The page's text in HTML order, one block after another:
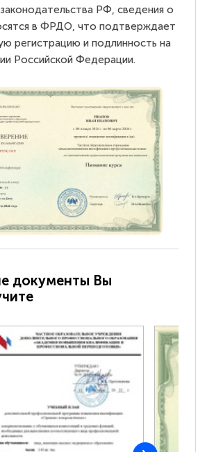
РФ, сведения о
в ФРДО, что подтверждает
регистрацию и подлинность на
Российской Федерации.
документы Вы